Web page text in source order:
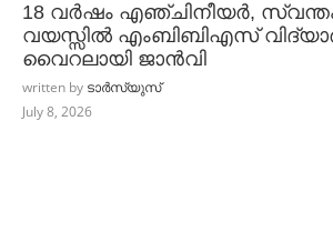
18 വര്‍ഷം എഞ്ചിനീയര്‍, സ്വന്തം
വയസ്സില്‍ എംബിബിഎസ്
വൈറലായി ജാൻവി
written by ടാർസ്യുസ്
July 8, 2026